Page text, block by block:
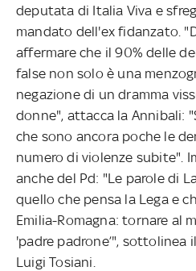
deputata di Italia Viva e
mandato dell'ex fidanzato.
affermare che il 90% delle
false non solo è una
negazione di un dramma
donne", attacca la Annibali:
che sono ancora poche le
numero di violenze subite".
anche del Pd: "Le parole di
quello che pensa la Lega e
Emilia-Romagna: tornare al
'padre padrone’", sottolinea
Luigi Tosiani.